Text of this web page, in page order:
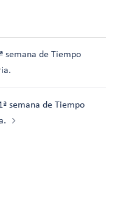
semana de Tiempo
semana de Tiempo